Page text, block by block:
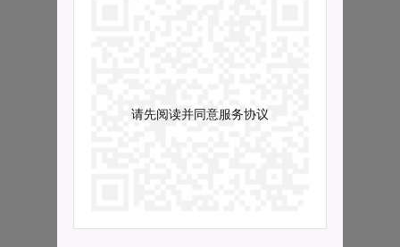
请先阅读并同意服务协议